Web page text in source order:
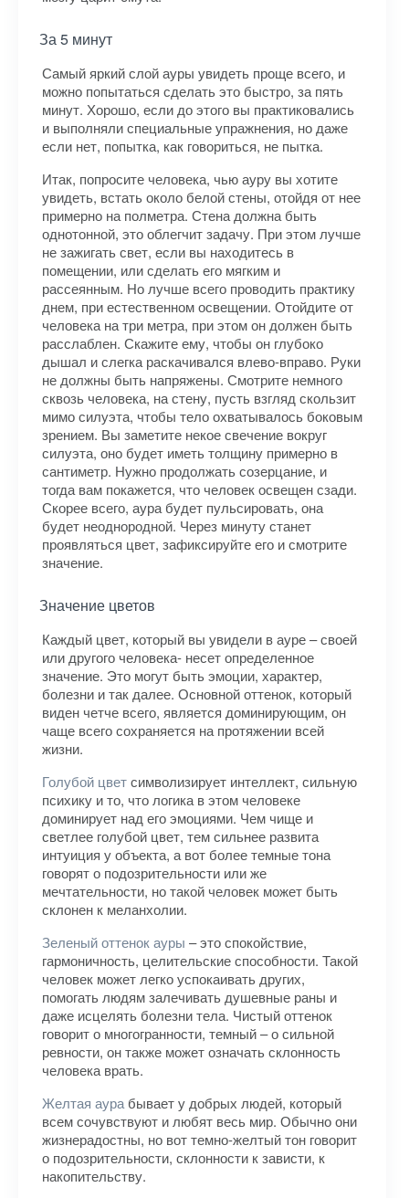
За 5 минут
Самый яркий слой ауры увидеть проще всего, и
можно попытаться сделать это быстро, за пять
минут. Хорошо, если до этого вы практиковались
и выполняли специальные упражнения, но даже
если нет, попытка, как говориться, не пытка.
Итак, попросите человека, чью ауру вы хотите
увидеть, встать около белой стены, отойдя от нее
примерно на полметра. Стена должна быть
однотонной, это облегчит задачу. При этом лучше
не зажигать свет, если вы находитесь в
помещении, или сделать его мягким и
рассеянным. Но лучше всего проводить практику
днем, при естественном освещении. Отойдите от
человека на три метра, при этом он должен быть
расслаблен. Скажите ему, чтобы он глубоко
дышал и слегка раскачивался влево-вправо. Руки
не должны быть напряжены. Смотрите немного
сквозь человека, на стену, пусть взгляд скользит
мимо силуэта, чтобы тело охватывалось боковым
зрением. Вы заметите некое свечение вокруг
силуэта, оно будет иметь толщину примерно в
сантиметр. Нужно продолжать созерцание, и
тогда вам покажется, что человек освещен сзади.
Скорее всего, аура будет пульсировать, она
будет неоднородной. Через минуту станет
проявляться цвет, зафиксируйте его и смотрите
значение.
Значение цветов
Каждый цвет, который вы увидели в ауре – своей
или другого человека- несет определенное
значение. Это могут быть эмоции, характер,
болезни и так далее. Основной оттенок, который
виден четче всего, является доминирующим, он
чаще всего сохраняется на протяжении всей
жизни.
Голубой цветсимволизирует интеллект, сильную
психику и то, что логика в этом человеке
доминирует над его эмоциями. Чем чище и
светлее голубой цвет, тем сильнее развита
интуиция у объекта, а вот более темные тона
говорят о подозрительности или же
мечтательности, но такой человек может быть
склонен к меланхолии.
Зеленый оттенок ауры – это спокойствие,
гармоничность, целительские способности. Такой
человек может легко успокаивать других,
помогать людям залечивать душевные раны и
даже исцелять болезни тела. Чистый оттенок
говорит о многогранности, темный – о сильной
ревности, он также может означать склонность
человека врать.
Желтая аура бывает у добрых людей, который
всем сочувствуют и любят весь мир. Обычно они
жизнерадостны, но вот темно-желтый тон говорит
о подозрительности, склонности к зависти, к
накопительству.